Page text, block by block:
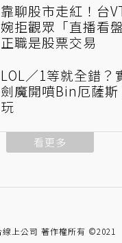
靠聊股市走紅！台
婉拒觀眾「直播看
正職是股票交易
LOL／1等就全錯？
劍魔開噴Bin厄薩
玩
看更多
線上公司 著作權所有 ©2021